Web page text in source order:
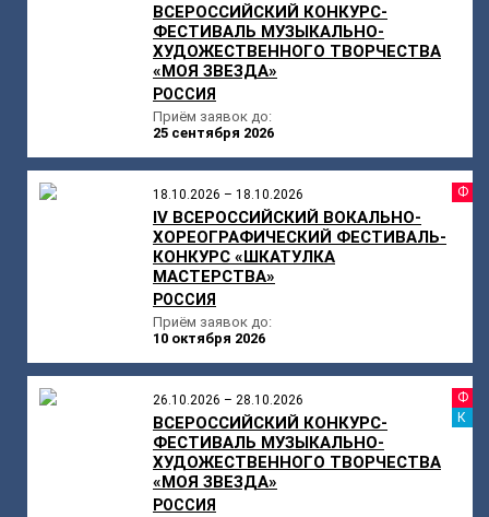
ВСЕРОССИЙСКИЙ КОНКУРС-
ФЕСТИВАЛЬ МУЗЫКАЛЬНО-
ХУДОЖЕСТВЕННОГО ТВОРЧЕСТВА
«МОЯ ЗВЕЗДА»
РОССИЯ
Приём заявок до:
25 сентября 2026
18.10.2026 – 18.10.2026
IV ВСЕРОССИЙСКИЙ ВОКАЛЬНО-
ХОРЕОГРАФИЧЕСКИЙ ФЕСТИВАЛЬ-
КОНКУРС «ШКАТУЛКА
МАСТЕРСТВА»
РОССИЯ
Приём заявок до:
10 октября 2026
26.10.2026 – 28.10.2026
ВСЕРОССИЙСКИЙ КОНКУРС-
ФЕСТИВАЛЬ МУЗЫКАЛЬНО-
ХУДОЖЕСТВЕННОГО ТВОРЧЕСТВА
«МОЯ ЗВЕЗДА»
РОССИЯ